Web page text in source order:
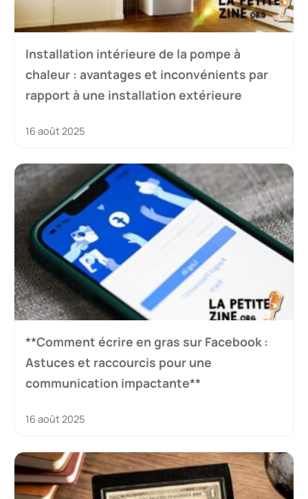
Installation intérieure de la pompe à
chaleur : avantages et inconvénients par
rapport à une installation extérieure
16 août 2025
**Comment écrire en gras sur Facebook :
Astuces et raccourcis pour une
communication impactante**
16 août 2025